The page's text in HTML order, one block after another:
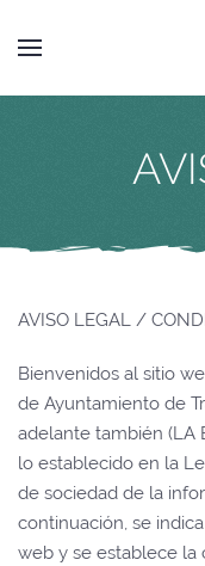
AVISO LEGAL /
Bienvenidos al sitio
de Ayuntamiento de
adelante también (LA
lo establecido en la
de sociedad de la
continuación, se
web y se establece la